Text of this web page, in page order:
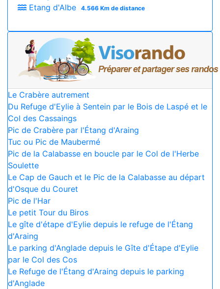
Etang d'Albe
4.566 Km de distance
Le Crabère autrement
Du Refuge d'Eylie à Sentein par le Bois de Laspé et le
Col des Cassaings
Pic de Crabère par l'Étang d'Araing
Tuc ou Pic de Maubermé
Pic de la Calabasse en boucle par le Col de l'Herbe
Soulette
Le Cap de Gauch et le Pic de la Calabasse au départ
d'Osque du Couret
Pic de l'Har
Le petit Tour du Biros
Le gîte d'étape d'Eylie depuis le refuge de l'Étang
d'Araing
Le parking d'Anglade depuis le Gîte d'Étape d'Eylie
par le Col des Cos
Le Refuge de l'Étang d'Araing depuis le parking
d'Anglade